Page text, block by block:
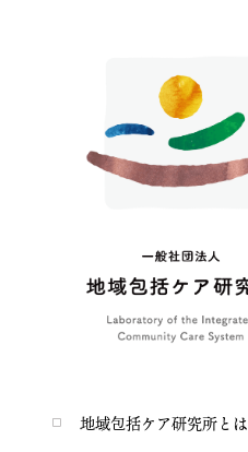
地域包括ケア研究所とは